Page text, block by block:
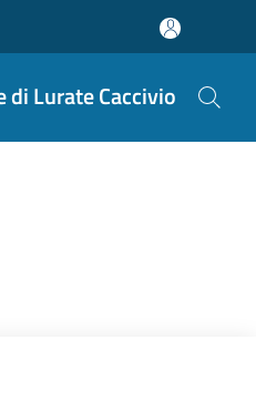
di Lurate Caccivio